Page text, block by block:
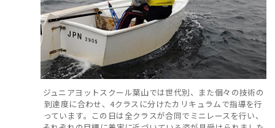
ジュニアヨットスクール葉山では世代別、また個々の技術の
到達度に合わせ、4クラスに分けたカリキュラムで指導を行
っています。この日は全クラスが合同でミニレースを行い、